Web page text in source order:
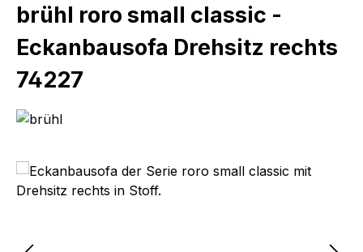
brühl roro small classic -
Eckanbausofa Drehsitz rechts
74227
Bildergalerie überspringen